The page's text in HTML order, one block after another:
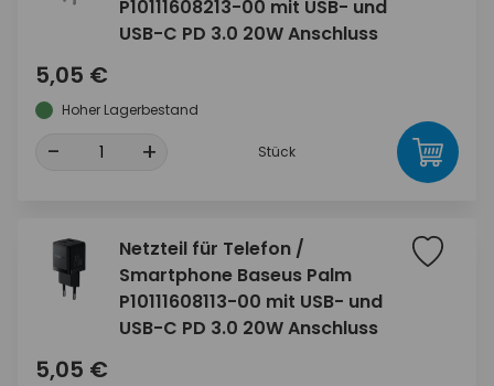
P10111608213-00 mit USB- und
USB-C PD 3.0 20W Anschluss
5,05 €
Hoher Lagerbestand
- + Stück
Netzteil für Telefon /
Smartphone Baseus Palm
P10111608113-00 mit USB- und
USB-C PD 3.0 20W Anschluss
5,05 €